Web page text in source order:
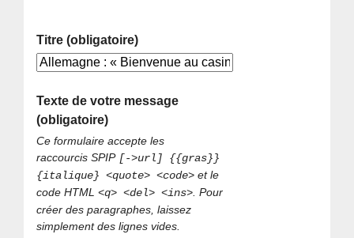
Titre (obligatoire)
Texte de votre message
(obligatoire)
Ce formulaire accepte les
raccourcis SPIP [->url] {{gras}}
{italique} <quote> <code> et le
code HTML<q> <del> <ins> . Pour
créer des paragraphes, laissez
simplement des lignes vides.